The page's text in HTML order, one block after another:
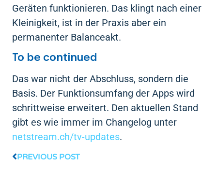
Geräten funktionieren. Das klingt nach einer
Kleinigkeit, ist in der Praxis aber ein
permanenter Balanceakt.
To be continued
Das war nicht der Abschluss, sondern die
Basis. Der Funktionsumfang der Apps wird
schrittweise erweitert. Den aktuellen Stand
gibt es wie immer im Changelog unter
netstream.ch/tv-updates.
PREVIOUS POST